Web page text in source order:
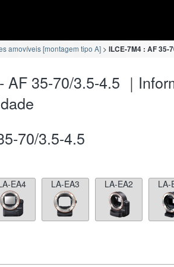
amovíveis [montagem tipo A] ILCE-7M4 : AF 35-
AF 35-70/3.5-4.5 ｜
70/3.5-4.5
EA4 LA-EA3 LA-EA2 LA-